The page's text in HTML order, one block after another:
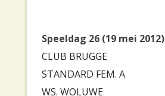
Speeldag 26 (19 mei 2012)
CLUB BRUGGE
STANDARD FEM. A
WS. WOLUWE